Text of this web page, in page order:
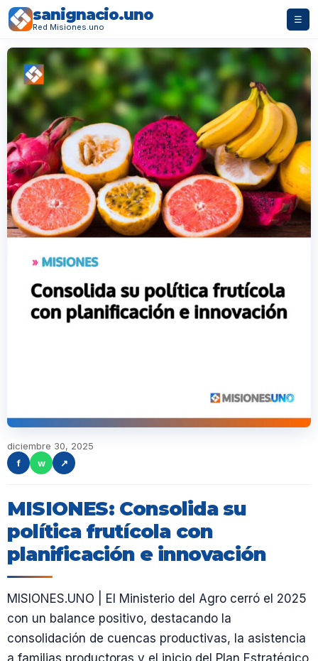
sanignacio.uno
Red Misiones.uno
☰
diciembre 30, 2025
f
w ↗
MISIONES: Consolida su
política frutícola con
planificación e innovación
MISIONES.UNO | El Ministerio del Agro cerró el 2025
con un balance positivo, destacando la
consolidación de cuencas productivas, la asistencia
a familias productoras y el inicio del Plan Estratégico